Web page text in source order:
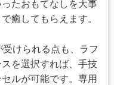
たおもてなしを大事
癒してもらえます。
けられる点も、ラフ
を選択すれば、手技
ルが可能です。専用